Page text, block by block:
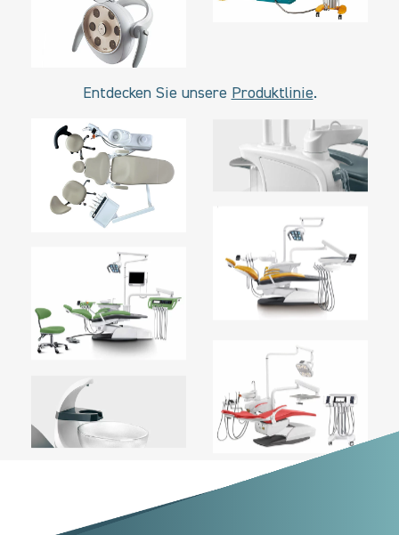
Entdecken Sie unsere Produktlinie.